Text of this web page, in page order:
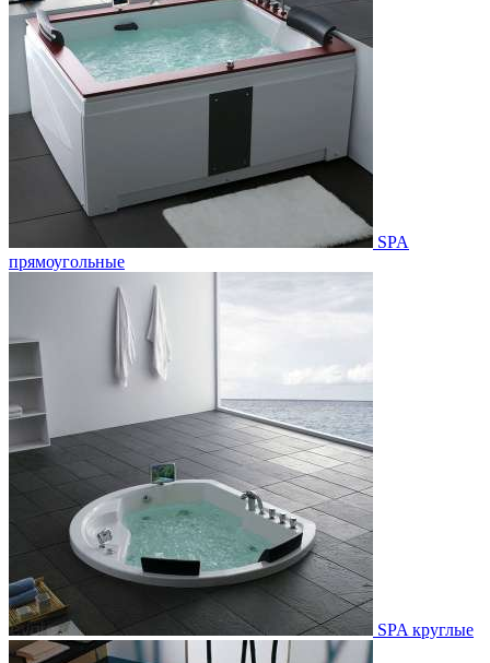
SPA
прямоугольные
SPA круглые